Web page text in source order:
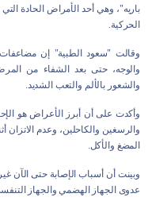
باريه"، وهي أحد الأمراض الحادة
الحركية.
وقالت "سعود الطبية" إن
والوجه، حتى بعد الشفاء من
والشعور بالألم والتعب الشديد.
وأكدت على أن أبرز الأعراض هو
والرسغين والكاحلين، وعدم
المضغ والأكل.
وبينت أن أسباب الإصابة حتى الآن
عدوى الجهاز الهضمي والجهاز